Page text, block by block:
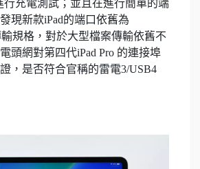
行充電測試；並且在進行簡單的端
現新款iPad的端口依舊為
輸規格，對於大型檔案傳輸依舊不
頭網對第四代iPad Pro 的連接埠
，是否符合官稱的雷電3/USB4